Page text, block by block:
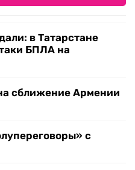
в Татарстане
БПЛА на
сближение Армении
с